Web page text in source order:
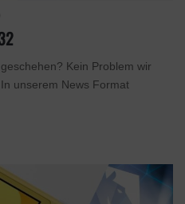
Kein Problem wir
unserem News Format